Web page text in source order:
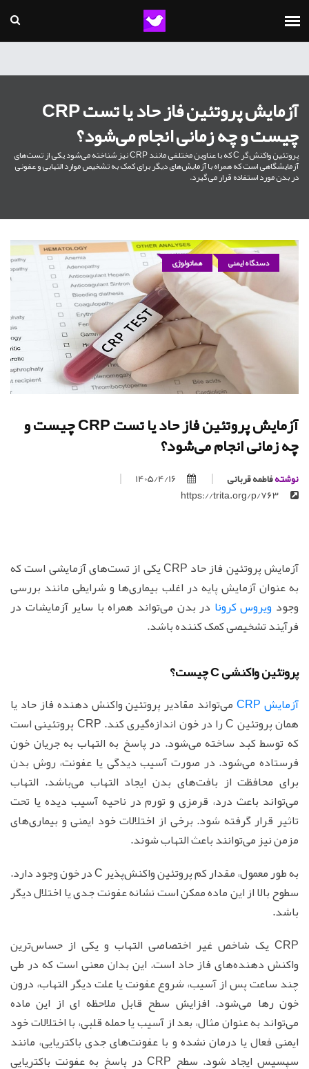
آزمایش پروتئین فاز حاد یا تست CRP
چیست و چه زمانی انجام می‌شود؟
پروتئین واکنش‌گر C که با عناوین مختلفی مانند CRP نیز شناخته می‌شود یکی از تست‌های
آزمایشگاهی است که همراه با آزمایش‌های دیگر برای کمک به تشخیص موارد التهابی و عفونی
در بدن مورد استفاده قرار می‌گیرد.
دستگاه ایمنی هماتولوژی
آزمایش پروتئین فاز حاد یا تست CRP چیست و
چه زمانی انجام می‌شود؟
نوشتهفاطمه قربانی
1405/4/16
آزمایش پروتئین فاز حاد CRP یکی از تست‌های آزمایشی است که
به عنوان آزمایش پایه در اغلب بیماری‌ها و شرایطی مانند بررسی
وجود ویروس کرونا در بدن می‌تواند همراه با سایر آزمایشات در
فرآیند تشخیصی کمک کننده باشد.
پروتئین واکنشی C چیست؟
آزمایش CRP
می‌تواند مقادیر پروتئین واکنش دهنده فاز حاد یا
همان پروتئین C را در خون اندازه‌گیری کند. CRP پروتئینی است
که توسط کبد ساخته می‌شود. در پاسخ به التهاب به جریان خون
فرستاده می‌شود. در صورت آسیب دیدگی یا عفونت، روش بدن
برای محافظت از بافت‌های بدن ایجاد التهاب می‌باشد. التهاب
می‌تواند باعث درد، قرمزی و تورم در ناحیه آسیب دیده یا تحت
تاثیر قرار گرفته شود. برخی از اختلالات خود ایمنی و بیماری‌های
مزمن نیز می‌توانند باعث التهاب شوند.
به طور معمول، مقدار کم پروتئین واکنش‌پذیر C در خون وجود دارد.
سطوح بالا از این ماده ممکن است نشانه عفونت جدی یا اختلال دیگر
باشد.
CRP یک شاخص غیر اختصاصی التهاب و یکی از حساس‌ترین
واکنش دهنده‌های فاز حاد است. این بدان معنی است که در طی
چند ساعت پس از آسیب، شروع عفونت یا علت دیگر التهاب، درون
خون رها می‌شود. افزایش سطح قابل ملاحظه ای از این ماده
می‌تواند به عنوان مثال، بعد از آسیب یا حمله قلبی، با اختلالات خود
ایمنی فعال یا درمان نشده و با عفونت‌های جدی باکتریایی، مانند
سپسیس ایجاد شود. سطح CRP در پاسخ به عفونت باکتریایی